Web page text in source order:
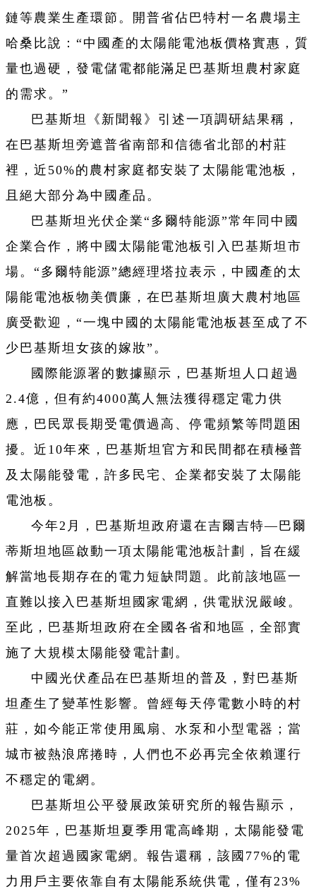
鏈等農業生產環節。開普省佔巴特村一名農場主
哈桑比說：“中國產的太陽能電池板價格實惠，質
量也過硬，發電儲電都能滿足巴基斯坦農村家庭
的需求。”
巴基斯坦《新聞報》引述一項調研結果稱，
在巴基斯坦旁遮普省南部和信德省北部的村莊
裡，近50%的農村家庭都安裝了太陽能電池板，
且絕大部分為中國產品。
巴基斯坦光伏企業“多爾特能源”常年同中國
企業合作，將中國太陽能電池板引入巴基斯坦市
場。“多爾特能源”總經理塔拉表示，中國產的太
陽能電池板物美價廉，在巴基斯坦廣大農村地區
廣受歡迎，“一塊中國的太陽能電池板甚至成了不
少巴基斯坦女孩的嫁妝”。
國際能源署的數據顯示，巴基斯坦人口超過
2.4億，但有約4000萬人無法獲得穩定電力供
應，巴民眾長期受電價過高、停電頻繁等問題困
擾。近10年來，巴基斯坦官方和民間都在積極普
及太陽能發電，許多民宅、企業都安裝了太陽能
電池板。
今年2月，巴基斯坦政府還在吉爾吉特—巴爾
蒂斯坦地區啟動一項太陽能電池板計劃，旨在緩
解當地長期存在的電力短缺問題。此前該地區一
直難以接入巴基斯坦國家電網，供電狀況嚴峻。
至此，巴基斯坦政府在全國各省和地區，全部實
施了大規模太陽能發電計劃。
中國光伏產品在巴基斯坦的普及，對巴基斯
坦產生了變革性影響。曾經每天停電數小時的村
莊，如今能正常使用風扇、水泵和小型電器；當
城市被熱浪席捲時，人們也不必再完全依賴運行
不穩定的電網。
巴基斯坦公平發展政策研究所的報告顯示，
2025年，巴基斯坦夏季用電高峰期，太陽能發電
量首次超過國家電網。報告還稱，該國77%的電
力用戶主要依靠自有太陽能系統供電，僅有23%